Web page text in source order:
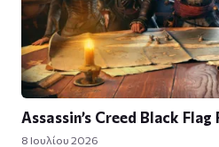
Assassin’s Creed Black Flag
8 Ιουλίου 2026